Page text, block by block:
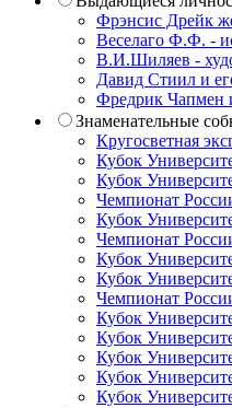
Фрэнсис Дрейк
Веселаго Ф.Ф. -
В.И.Шиляев -
Давид Стиил и
Фредрик Чапмен
Знаменательные
Кругосветная
Кубок
Кубок
Чемпионат
Кубок
Чемпионат
Кубок
Кубок
Чемпионат
Кубок
Кубок
Кубок
Кубок
Кубок